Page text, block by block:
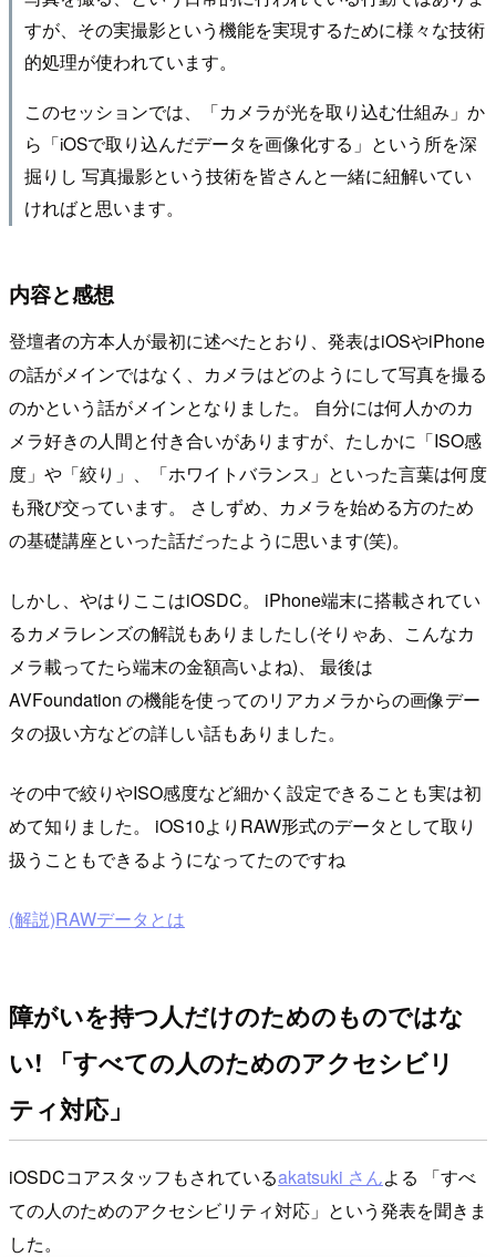
すが、その実撮影という機能を実現するために様々な技術
的処理が使われています。
このセッションでは、「カメラが光を取り込む仕組み」か
ら「iOSで取り込んだデータを画像化する」という所を深
掘りし 写真撮影という技術を皆さんと一緒に紐解いてい
ければと思います。
内容と感想
登壇者の方本人が最初に述べたとおり、発表はiOSやiPhone
の話がメインではなく、カメラはどのようにして写真を撮る
のかという話がメインとなりました。 自分には何人かのカ
メラ好きの人間と付き合いがありますが、たしかに「ISO感
度」や「絞り」、「ホワイトバランス」といった言葉は何度
も飛び交っています。 さしずめ、カメラを始める方のため
の基礎講座といった話だったように思います(笑)。
しかし、やはりここはiOSDC。 iPhone端末に搭載されてい
るカメラレンズの解説もありましたし(そりゃあ、こんなカ
メラ載ってたら端末の金額高いよね)、 最後は
AVFoundation の機能を使ってのリアカメラからの画像デー
タの扱い方などの詳しい話もありました。
その中で絞りやISO感度など細かく設定できることも実は初
めて知りました。 iOS10よりRAW形式のデータとして取り
扱うこともできるようになってたのですね
(解説)RAWデータとは
障がいを持つ人だけのためのものではな
い! 「すべての人のためのアクセシビリ
ティ対応」
iOSDCコアスタッフもされているakatsuki さんよる 「すべ
ての人のためのアクセシビリティ対応」という発表を聞きま
した。